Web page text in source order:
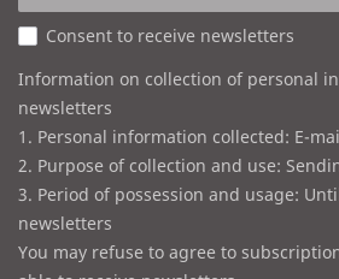
s
sConsent to receive newsletters
Information on collection of personal
newsletters
1. Personal information collected: E-
2. Purpose of collection and use:
3. Period of possession and usage:
newsletters
You may refuse to agree to